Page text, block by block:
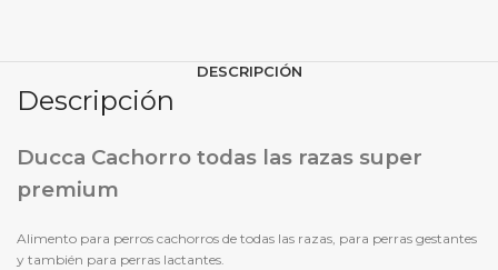
DESCRIPCIÓN
Descripción
Ducca Cachorro todas las razas super
premium
Alimento para perros cachorros de todas las razas, para perras gestantes
y también para perras lactantes.